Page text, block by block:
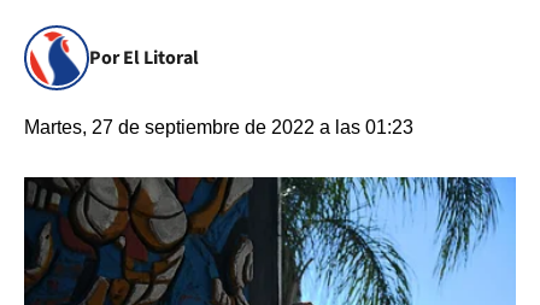
Por El Litoral
Martes, 27 de septiembre de 2022 a las 01:23